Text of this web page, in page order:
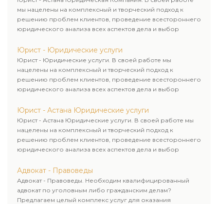
мы нацелены на комплексный и творческий подход к
решению проблем клиентов, проведение всестороннего
юридического анализа всех аспектов дела и выбор
Юрист - Юридические услуги
Юрист - Юридические услуги. В своей работе мы
нацелены на комплексный и творческий подход к
решению проблем клиентов, проведение всестороннего
юридического анализа всех аспектов дела и выбор
Юрист - Астана Юридические услуги
Юрист - Астана Юридические услуги. В своей работе мы
нацелены на комплексный и творческий подход к
решению проблем клиентов, проведение всестороннего
юридического анализа всех аспектов дела и выбор
Адвокат - Правоведы
Адвокат - Правоведы. Необходим квалифицированный
адвокат по уголовным либо гражданским делам?
Предлагаем целый комплекс услуг для оказания